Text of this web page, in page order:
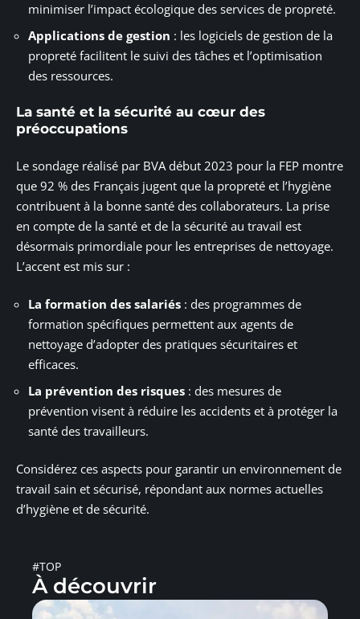
minimiser l’impact écologique des services de propreté.
Applications de gestion : les logiciels de gestion de la
propreté facilitent le suivi des tâches et l’optimisation
des ressources.
La santé et la sécurité au cœur des
préoccupations
Le sondage réalisé par BVA début 2023 pour la FEP montre
que 92 % des Français jugent que la propreté et l’hygiène
contribuent à la bonne santé des collaborateurs. La prise
en compte de la santé et de la sécurité au travail est
désormais primordiale pour les entreprises de nettoyage.
L’accent est mis sur :
La formation des salariés : des programmes de
formation spécifiques permettent aux agents de
nettoyage d’adopter des pratiques sécuritaires et
efficaces.
La prévention des risques : des mesures de
prévention visent à réduire les accidents et à protéger la
santé des travailleurs.
Considérez ces aspects pour garantir un environnement de
travail sain et sécurisé, répondant aux normes actuelles
d’hygiène et de sécurité.
#TOP
À découvrir